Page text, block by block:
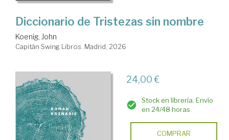
Diccionario de Tristezas sin nombre
Koenig, John
Capitán Swing Libros. Madrid, 2026
24,00 €
Stock en librería. Envío
en 24/48 horas
COMPRAR